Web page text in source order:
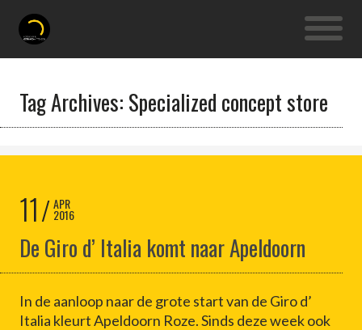
Tag Archives: Specialized concept store
11 APR
2016
De Giro d’ Italia komt naar Apeldoorn
In de aanloop naar de grote start van de Giro d’
Italia kleurt Apeldoorn Roze. Sinds deze week ook